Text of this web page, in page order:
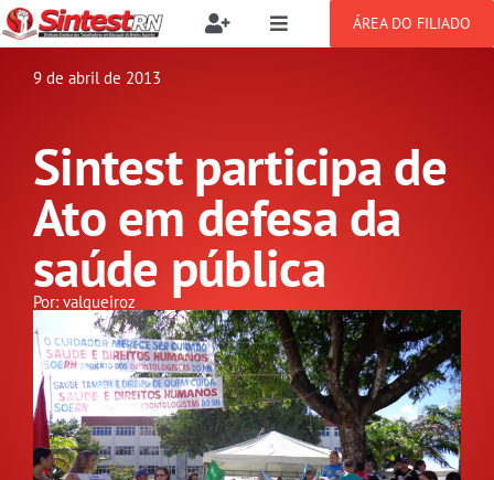
Ir
para
Toggle
Buscar
resultados
Filie-se
Benefícios
Setor jurídico
Toggle
SOBRE
NOTÍCIAS
PUBLICAÇÕES
CONGRESSOS
GREVE
DOCUMENTOS
ÁREA DO FILIADO
9 de abril de 2013
Sintest participa de
Ato em defesa da
saúde pública
Por: valqueiroz